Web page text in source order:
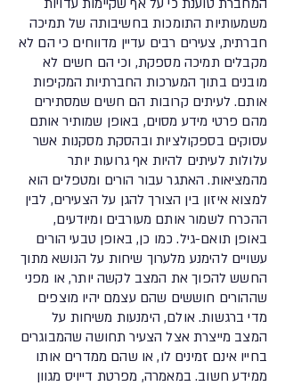
המחברת טוענת כי על אף שקיימות עדויות
משמעותיות התומכות בחשיבותה של תמיכה
חברתית, צעירים רבים עדיין מדווחים כי הם לא
מקבלים תמיכה מספקת, וכי הם חשים לא
מובנים בתוך המערכות החברתיות המקיפות
אותם. לעיתים קרובות הם חשים שמסתירים
מהם פרטי מידע מסוים, באופן שמותיר אותם
עסוקים בספקולציות ובהסקת מסקנות אשר
עלולות לעיתים להיות אף גרועות יותר
מהמציאות. האתגר עבור הורים ומטפלים הוא
למצוא איזון בין הצורך להגן על הצעירים, לבין
ההכרח לשמור אותם מעורבים ומיודעים,
באופן תואם-גיל. כמו כן, באופן טבעי הורים
עשויים להימנע מלערוך שיחות על הנושא מתוך
החשש להפוך את המצב לקשה יותר, או מפני
שההורים חוששים שהם עצמם יהיו מוצפים
מדי ברגשות. אולם, הימנעות משיחות על
המצב מייצרת אצל הצעיר תחושה שהמבוגרים
בחייו אינם זמינים לו, או שהם ממדרים אותו
ממידע חשוב. במאמרה, מפרטת דייויס מגוון